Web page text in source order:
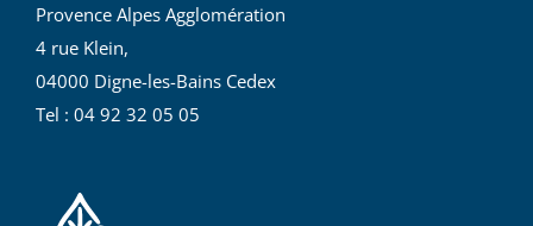
Provence Alpes Agglomération
4 rue Klein,
04000 Digne-les-Bains Cedex
Tel : 04 92 32 05 05